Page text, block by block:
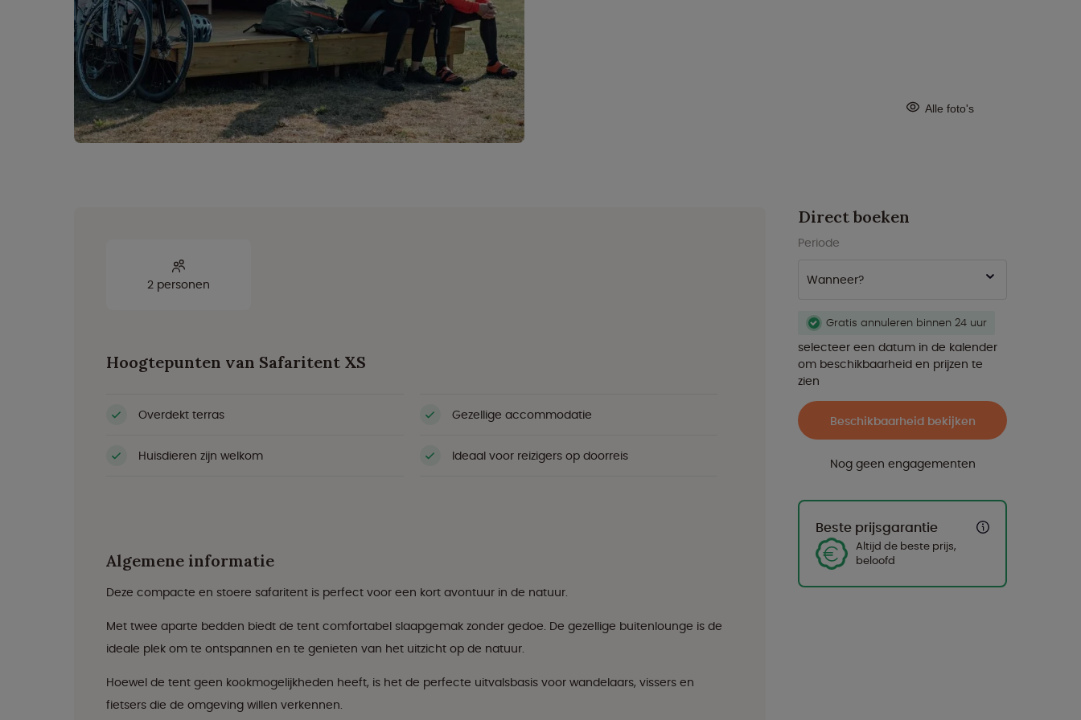
Alle foto's
Direct boeken
Periode
Wanneer?
Gratis annuleren binnen 24 uur
selecteer een datum in de kalender
om beschikbaarheid en prijzen te
zien
Beschikbaarheid bekijken
Nog geen engagementen
Beste prijsgarantie
Altijd de beste prijs,
beloofd
2 personen
Hoogtepunten van Safaritent XS
Overdekt terras Gezellige accommodatie
Huisdieren zijn welkom Ideaal voor reizigers op doorreis
Algemene informatie
Deze compacte en stoere safaritent is perfect voor een kort avontuur in de natuur.
Met twee aparte bedden biedt de tent comfortabel slaapgemak zonder gedoe. De gezellige buitenlounge is de
ideale plek om te ontspannen en te genieten van het uitzicht op de natuur.
Hoewel de tent geen kookmogelijkheden heeft, is het de perfecte uitvalsbasis voor wandelaars, vissers en
fietsers die de omgeving willen verkennen.